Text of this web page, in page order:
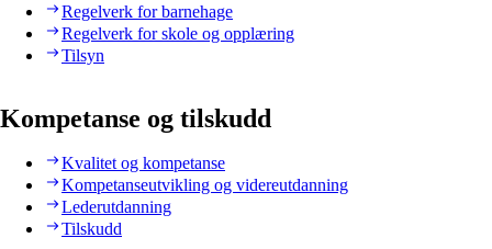
Regelverk for barnehage
Regelverk for skole og opplæring
Tilsyn
Kompetanse og tilskudd
Kvalitet og kompetanse
Kompetanseutvikling og videreutdanning
Lederutdanning
Tilskudd